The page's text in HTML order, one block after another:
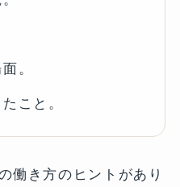
。
こと。
働き方のヒントがあり